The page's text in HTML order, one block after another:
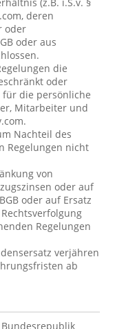
deren
oder
oder aus
die
oder
für die persönliche
Mitarbeiter und
Nachteil des
Regelungen nicht
von
oder auf
oder auf Ersatz
Regelungen
verjähren
ab